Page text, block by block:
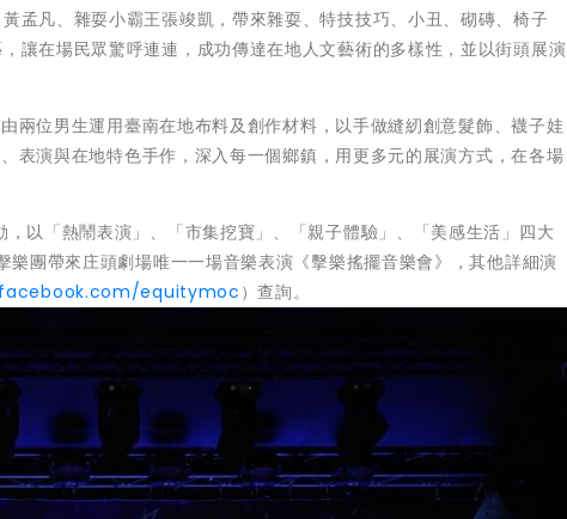
孟凡、雜耍小霸王張竣凱，帶來雜耍、特技技巧、小丑、砌磚、椅子
讓在場民眾驚呼連連，成功傳達在地人文藝術的多樣性，並以街頭展演
位男生運用臺南在地布料及創作材料，以手做縫紉創意髮飾、襪子娃
演與在地特色手作，深入每一個鄉鎮，用更多元的展演方式，在各場
以「熱鬧表演」、「市集挖寶」、「親子體驗」、「美感生活」四大
團帶來庄頭劇場唯一一場音樂表演《擊樂搖擺音樂會》，其他詳細演
equitymoc ）查詢。